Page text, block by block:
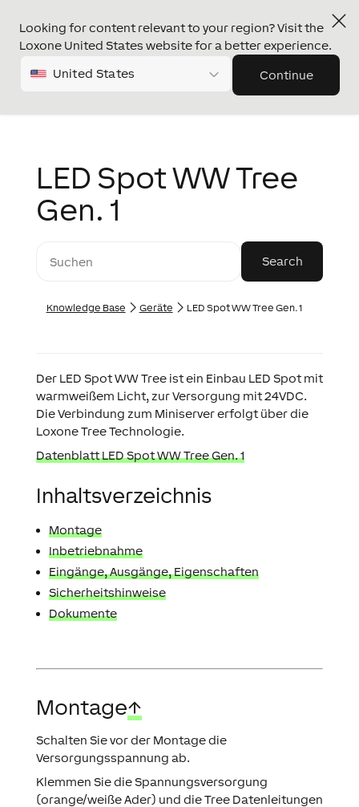
Looking for content relevant to your region? Visit the
Loxone United States website for a better experience.
United States Continue
LED Spot WW Tree
Gen. 1
Knowledge Base Geräte LED Spot WW Tree Gen. 1
Der LED Spot WW Tree ist ein Einbau LED Spot mit
warmweißem Licht, zur Versorgung mit 24VDC.
Die Verbindung zum Miniserver erfolgt über die
Loxone Tree Technologie.
Datenblatt LED Spot WW Tree Gen. 1
Inhaltsverzeichnis
Montage
Inbetriebnahme
Eingänge, Ausgänge, Eigenschaften
Sicherheitshinweise
Dokumente
Montage↑
Schalten Sie vor der Montage die
Versorgungsspannung ab.
Klemmen Sie die Spannungsversorgung
(orange/weiße Ader) und die Tree Datenleitungen